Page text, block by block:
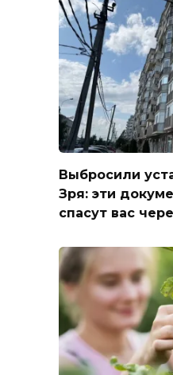
Выбросили
Зря: эти
спасут вас